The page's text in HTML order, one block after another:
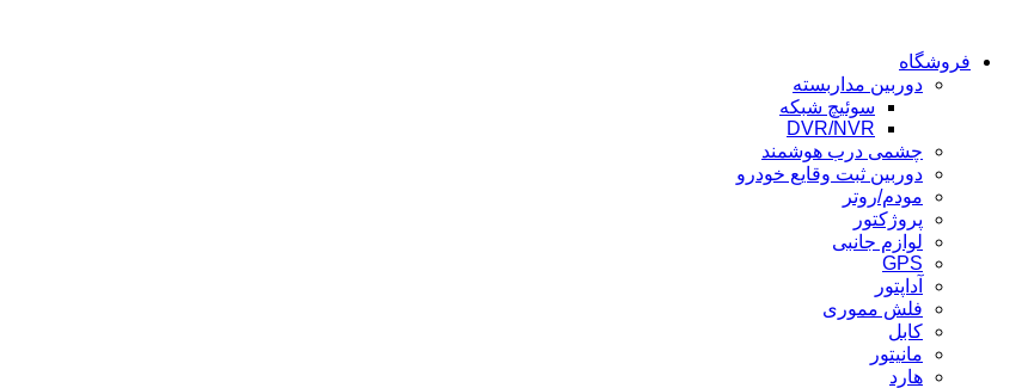
فروشگاه
دوربین مداربسته
سوئیچ شبکه
DVR/NVR
چشمی درب هوشمند
دوربین ثبت وقایع خودرو
مودم/روتر
پروژکتور
لوازم جانبی
GPS
آداپتور
فلش مموری
کابل
مانیتور
هارد